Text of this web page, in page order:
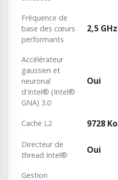
Fréquence de
base des cœurs
performants
2,5 GHz
Accélérateur
gaussien et
neuronal
d'Intel® (Intel®
GNA) 3.0
Oui
Cache L2 9728 Ko
Directeur de
thread Intel®
Oui
Gestion